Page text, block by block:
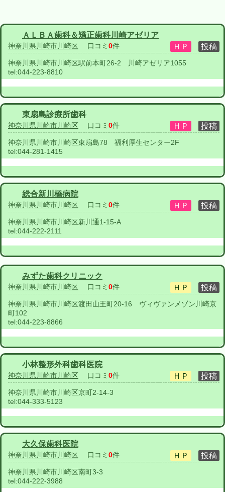
ＡＬＢＡ歯科＆矯正歯科川崎アゼリア
神奈川県川崎市川崎区 口コミ 0件
神奈川県川崎市川崎区駅前本町26-2 川崎アゼリア1055
tel:044-223-8810
東扇島診療所歯科
神奈川県川崎市川崎区 口コミ 0件
神奈川県川崎市川崎区東扇島78 福利厚生センター2F
tel:044-281-1415
総合新川橋病院
神奈川県川崎市川崎区 口コミ 0件
神奈川県川崎市川崎区新川通1-15-A
tel:044-222-2111
みずた歯科クリニック
神奈川県川崎市川崎区 口コミ 0件
神奈川県川崎市川崎区渡田山王町20-16 ヴィヴァンメゾン川崎京
町102
tel:044-223-8866
小林整形外科歯科医院
神奈川県川崎市川崎区 口コミ 0件
神奈川県川崎市川崎区京町2-14-3
tel:044-333-5123
大久保歯科医院
神奈川県川崎市川崎区 口コミ 0件
神奈川県川崎市川崎区南町3-3
tel:044-222-3988